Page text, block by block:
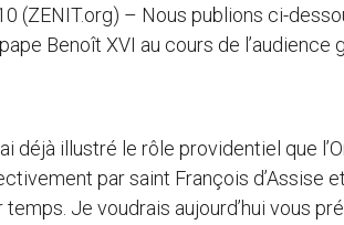
(ZENIT.org) – Nous publions ci-
Benoît XVI au cours de l’audience
déjà illustré le rôle providentiel que
par saint François d’Assise
temps. Je voudrais aujourd’hui vous